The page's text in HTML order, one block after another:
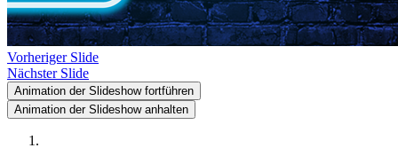
Vorheriger Slide
Nächster Slide
Animation der Slideshow fortführen
Animation der Slideshow anhalten